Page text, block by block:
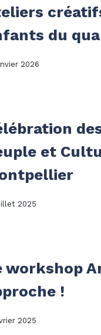
du
2026
et
2025
workshop
!
2025